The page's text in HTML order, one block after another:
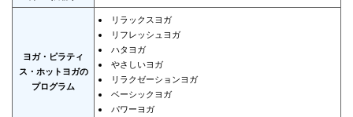
ヨガ・ピラティ
ス・ホットヨガの
プログラム
リラックスヨガ
リフレッシュヨガ
ハタヨガ
やさしいヨガ
リラクゼーションヨガ
ベーシックヨガ
パワーヨガ